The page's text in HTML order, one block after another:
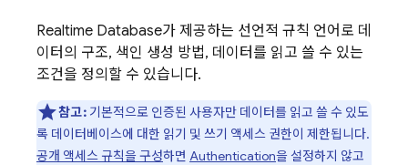
Realtime Database가 제공하는 선언적 규칙 언어로 데
이터의 구조, 색인 생성 방법, 데이터를 읽고 쓸 수 있는
조건을 정의할 수 있습니다.
참고:기본적으로 인증된 사용자만 데이터를 읽고 쓸 수 있도
록 데이터베이스에 대한 읽기 및 쓰기 액세스 권한이 제한됩니다.
공개 액세스 규칙을 구성하면 Authentication을 설정하지 않고